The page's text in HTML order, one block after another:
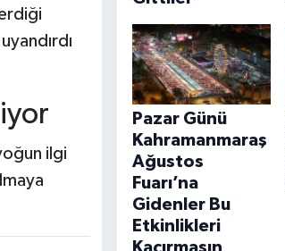
ilgi
Pazar Günü
Kahramanmaraş
Ağustos
Fuarı’na
Gidenler Bu
Etkinlikleri